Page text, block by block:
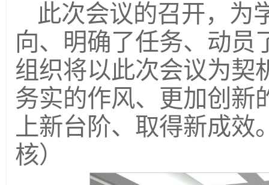
此次会议的召开，为
向、明确了任务、动员
组织将以此次会议为契
务实的作风、更加创新
上新台阶、取得新成效
核）